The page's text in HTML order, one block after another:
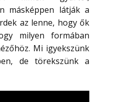
másképpen látják a
az lenne, hogy ők
milyen formában
Mi igyekszünk
de törekszünk a